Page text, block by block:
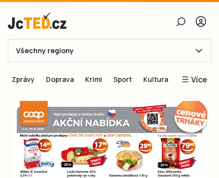
E-mail
Obnovit heslo
Přihlásit se
Přihlásit se přes Facebook
Všechny regiony
Zprávy Doprava Krimi Sport Kultura Více
Inspirace
Čtenáři píší
Speciální přílohy
Inzerce